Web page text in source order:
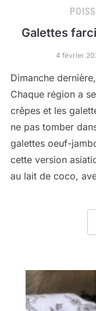
Galettes
4 février
Dimanche
Chaque région a
crêpes et les
ne pas tomber
galettes oeuf-
cette version
au lait de coco,